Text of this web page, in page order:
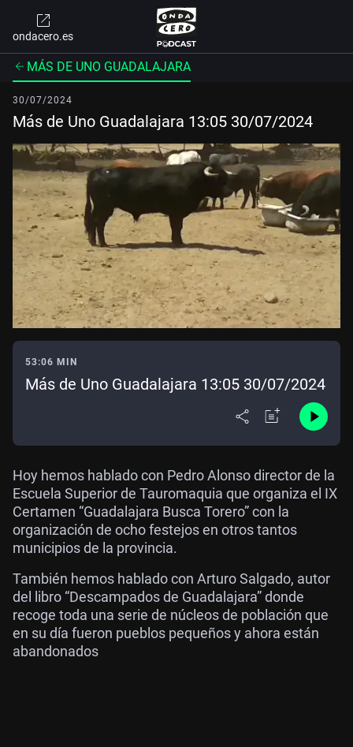
ondacero.es
MÁS DE UNO GUADALAJARA
30/07/2024
Más de Uno Guadalajara 13:05 30/07/2024
53:06 MIN
Más de Uno Guadalajara 13:05 30/07/2024
Hoy hemos hablado con Pedro Alonso director de la
Escuela Superior de Tauromaquia que organiza el IX
Certamen “Guadalajara Busca Torero” con la
organización de ocho festejos en otros tantos
municipios de la provincia.
También hemos hablado con Arturo Salgado, autor
del libro “Descampados de Guadalajara” donde
recoge toda una serie de núcleos de población que
en su día fueron pueblos pequeños y ahora están
abandonados